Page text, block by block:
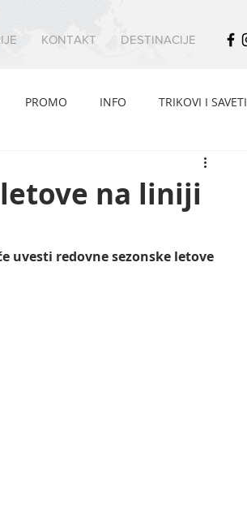
KONTAKT DESTINACIJE
PROMO INFO TRIKOVI I SAVETI
na liniji
uvesti redovne sezonske letove